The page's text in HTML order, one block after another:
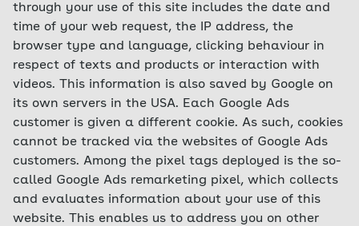
through your use of this site includes the date and
time of your web request, the IP address, the
browser type and language, clicking behaviour in
respect of texts and products or interaction with
videos. This information is also saved by Google on
its own servers in the USA. Each Google Ads
customer is given a different cookie. As such, cookies
cannot be tracked via the websites of Google Ads
customers. Among the pixel tags deployed is the so-
called Google Ads remarketing pixel, which collects
and evaluates information about your use of this
website. This enables us to address you on other